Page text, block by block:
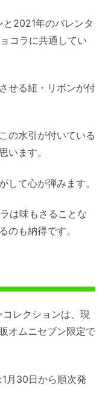
2021年のバレンタ
コラに共通してい
せる紐・リボンが付
の水引が付いている
います。
して心が弾みます。
は味もさることな
のも納得です。
レクションは、現
オムニセブン限定で
月30日から順次発